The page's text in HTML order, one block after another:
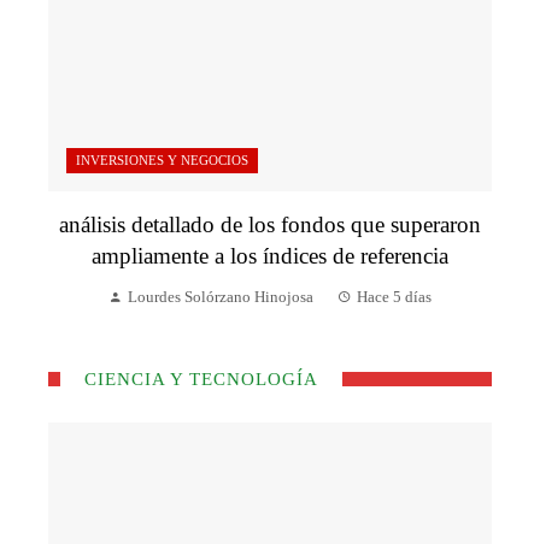
INVERSIONES Y NEGOCIOS
análisis detallado de los fondos que superaron
ampliamente a los índices de referencia
Lourdes Solórzano Hinojosa Hace 5 días
CIENCIA Y TECNOLOGÍA